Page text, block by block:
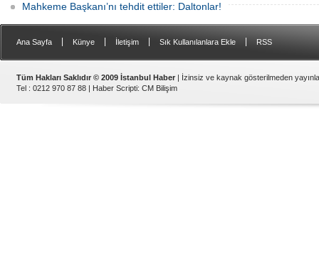
Mahkeme Başkanı’nı tehdit ettiler: Daltonlar!
Ana Sayfa Künye İletişim Sık Kullanılanlara Ekle RSS
Tüm Hakları Saklıdır © 2009 İstanbul Haber | İzinsiz ve kaynak gösterilmeden
Tel : 0212 970 87 88 | Haber Scripti: CM Bilişim